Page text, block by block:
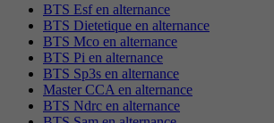
BTS Esf en alternance
BTS Dietetique en alternance
BTS Mco en alternance
BTS Pi en alternance
BTS Sp3s en alternance
Master CCA en alternance
BTS Ndrc en alternance